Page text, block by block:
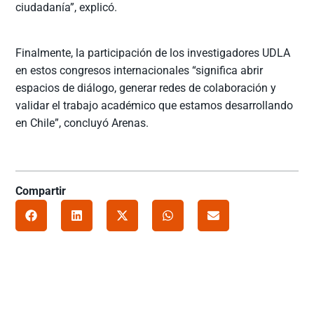
ciudadanía”, explicó.
Finalmente, la participación de los investigadores UDLA
en estos congresos internacionales “significa abrir
espacios de diálogo, generar redes de colaboración y
validar el trabajo académico que estamos desarrollando
en Chile”, concluyó Arenas.
Compartir